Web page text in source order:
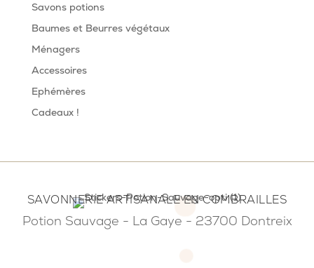
Savons potions
Baumes et Beurres végétaux
Ménagers
Accessoires
Ephémères
Cadeaux !
SAVONNERIE ARTISANALE EN COMBRAILLES
Potion Sauvage - La Gaye - 23700 Dontreix